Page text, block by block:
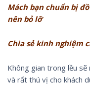
Mách bạn chuẩn bị
nên bỏ lỡ
Chia sẻ kinh nghiệm
Không gian trong lều sẽ
và rất thú vị cho khách